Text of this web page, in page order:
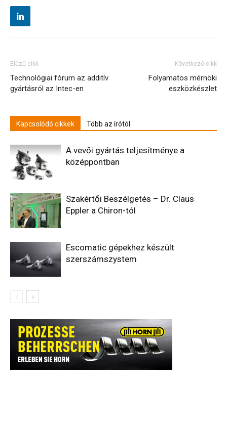
Előző cikk
Technológiai fórum az additív
gyártásról az Intec-en
Következő cikk
Folyamatos mérnöki
eszközkészlet
Kapcsolódó cikkek Több az írótól
A vevői gyártás teljesítménye a
középpontban
Szakértői Beszélgetés – Dr. Claus
Eppler a Chiron-tól
Escomatic gépekhez készült
szerszámszystem